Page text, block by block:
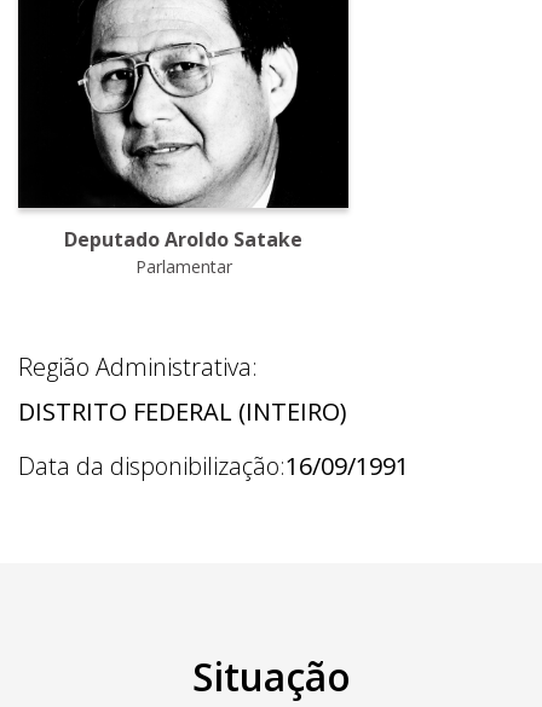
Deputado Aroldo Satake
Parlamentar
Região Administrativa:
DISTRITO FEDERAL (INTEIRO)
Data da disponibilização:16/09/1991
Situação